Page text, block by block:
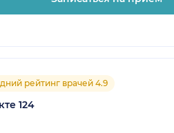
рейтинг врачей 4.9
124